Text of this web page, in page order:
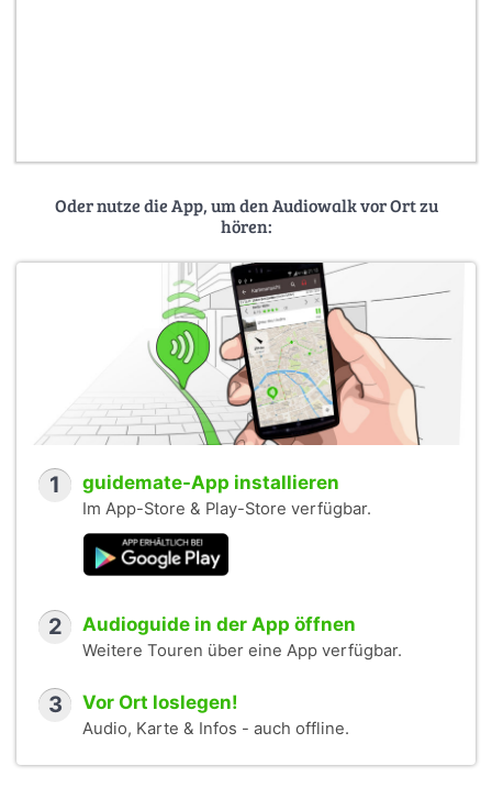
Oder nutze die App, um den Audiowalk vor Ort zu
hören:
1 guidemate-App installieren
Im App-Store & Play-Store verfügbar.
2 Audioguide in der App öffnen
Weitere Touren über eine App verfügbar.
3 Vor Ort loslegen!
Audio, Karte & Infos - auch offline.